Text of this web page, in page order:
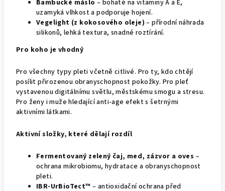
Bambucké máslo – bohaté na vitaminy A a E,
uzamyká vlhkost a podporuje hojení.
Vegelight (z kokosového oleje) – přírodní náhrada
silikonů, lehká textura, snadné roztírání.
Pro koho je vhodný
Pro všechny typy pleti včetně citlivé. Pro ty, kdo chtějí
posílit přirozenou obranyschopnost pokožky. Pro pleť
vystavenou digitálnímu světlu, městskému smogu a stresu.
Pro ženy i muže hledající anti-age efekt s šetrnými
aktivními látkami.
Aktivní složky, které dělají rozdíl
Fermentovaný zelený čaj, med, zázvor a oves –
ochrana mikrobiomu, hydratace a obranyschopnost
pleti.
IBR-UrBioTect™ – antioxidační ochrana před